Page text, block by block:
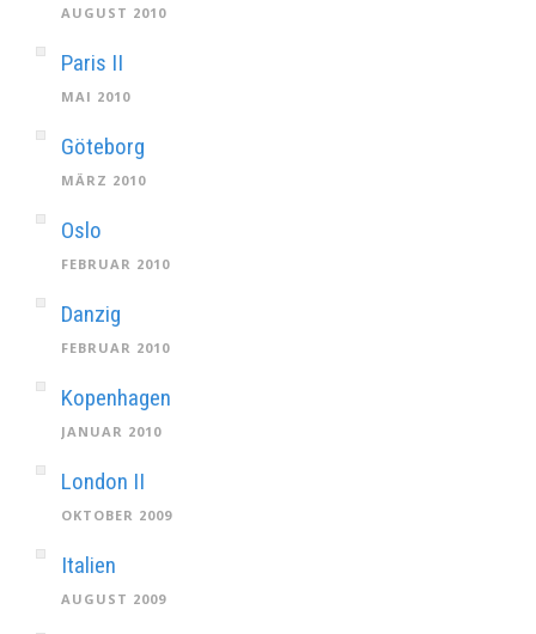
AUGUST 2010
Paris II
MAI 2010
Göteborg
MÄRZ 2010
Oslo
FEBRUAR 2010
Danzig
FEBRUAR 2010
Kopenhagen
JANUAR 2010
London II
OKTOBER 2009
Italien
AUGUST 2009